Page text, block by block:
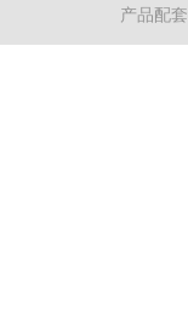
产品配套